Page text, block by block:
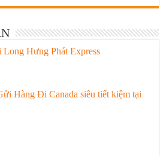
Hưng Phát Express
Hàng Đi Canada siêu tiết kiệm tại